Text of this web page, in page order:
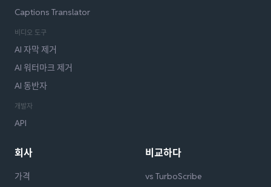
Captions Translator
비디오 도구
AI 자막 제거
AI 워터마크 제거
AI 동반자
개발자
API
회사
가격
비교하다
vs TurboScribe